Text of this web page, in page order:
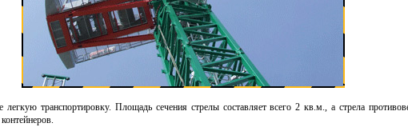
транспортировку. Площадь сечения стрелы составляет всего 2 кв.м., а стрела